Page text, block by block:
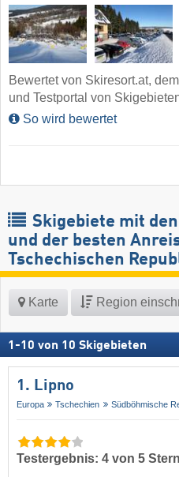
Bewertet von Skiresort.at,
und Testportal von
So wird bewertet
Skigebiete mit
und der besten
Tschechischen
Karte Region
1 -10 von 10 Skigebieten
1. Lipno
Europa Tschechien Südböhmische
Testergebnis: 4 von 5